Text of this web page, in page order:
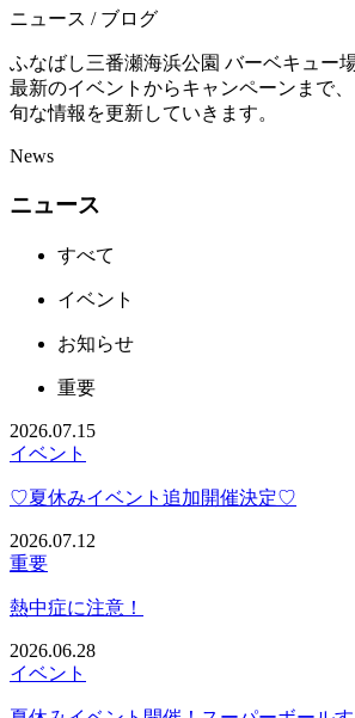
ニュース / ブログ
ふなばし三番瀬海浜公園 バーベキュー
最新のイベントからキャンペーンまで、
旬な情報を更新していきます。
News
ニュース
すべて
イベント
お知らせ
重要
2026.07.15
イベント
♡夏休みイベント追加開催決定♡
2026.07.12
重要
熱中症に注意！
2026.06.28
イベント